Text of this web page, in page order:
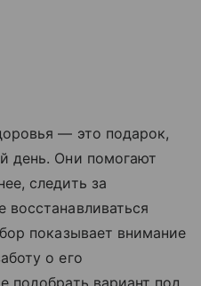
— это подарок,
день. Они помогают
следить за
показывает внимание
о его